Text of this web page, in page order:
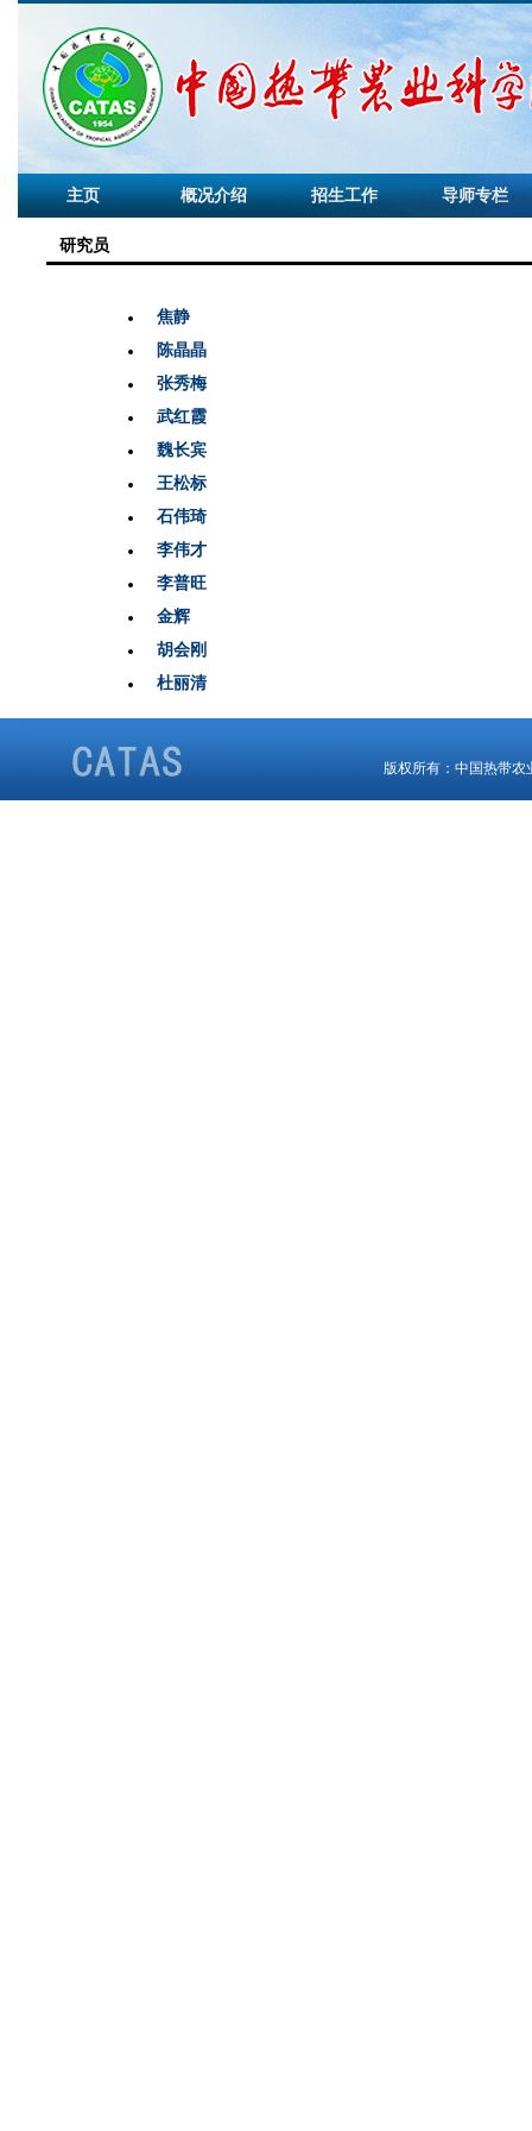
主页 概况介绍 招生工作 导师专栏
研究员
焦静
陈晶晶
张秀梅
武红霞
魏长宾
王松标
石伟琦
李伟才
李普旺
金辉
胡会刚
杜丽清
版权所有：中国热带